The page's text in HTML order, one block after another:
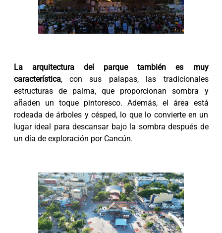
La arquitectura del parque también es muy
característica, con sus palapas, las tradicionales
estructuras de palma, que proporcionan sombra y
añaden un toque pintoresco. Además, el área está
rodeada de árboles y césped, lo que lo convierte en un
lugar ideal para descansar bajo la sombra después de
un día de exploración por Cancún.